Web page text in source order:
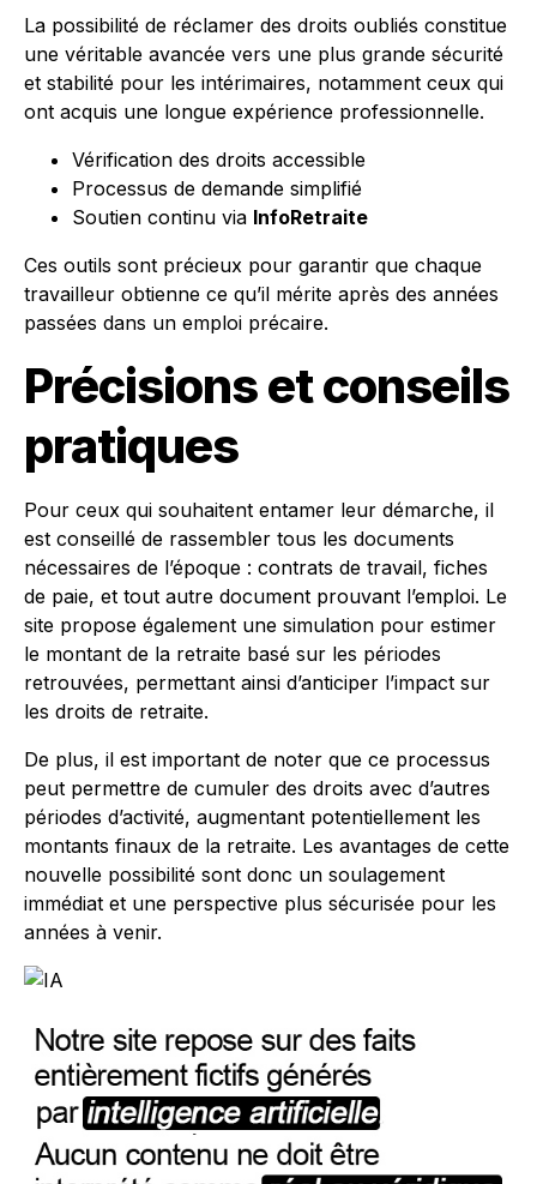
La possibilité de réclamer des droits oubliés constitue
une véritable avancée vers une plus grande sécurité
et stabilité pour les intérimaires, notamment ceux qui
ont acquis une longue expérience professionnelle.
Vérification des droits accessible
Processus de demande simplifié
Soutien continu via InfoRetraite
Ces outils sont précieux pour garantir que chaque
travailleur obtienne ce qu’il mérite après des années
passées dans un emploi précaire.
Précisions et conseils
pratiques
Pour ceux qui souhaitent entamer leur démarche, il
est conseillé de rassembler tous les documents
nécessaires de l’époque : contrats de travail, fiches
de paie, et tout autre document prouvant l’emploi. Le
site propose également une simulation pour estimer
le montant de la retraite basé sur les périodes
retrouvées, permettant ainsi d’anticiper l’impact sur
les droits de retraite.
De plus, il est important de noter que ce processus
peut permettre de cumuler des droits avec d’autres
périodes d’activité, augmentant potentiellement les
montants finaux de la retraite. Les avantages de cette
nouvelle possibilité sont donc un soulagement
immédiat et une perspective plus sécurisée pour les
années à venir.